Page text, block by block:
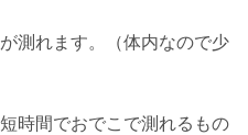
測れます。（体内なので少
時間でおでこで測れるもの